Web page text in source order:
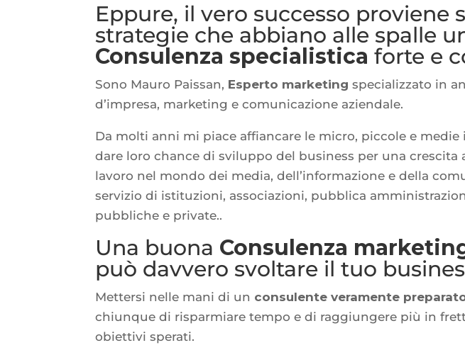
Eppure, il vero successo proviene
strategie che abbiano alle spalle
Consulenza specialistica forte e
Sono Mauro Paissan, Esperto marketing specializzato in
d’impresa, marketing e comunicazione aziendale.
Da molti anni mi piace affiancare le micro, piccole e medie
dare loro chance di sviluppo del business per una crescita
lavoro nel mondo dei media, dell’informazione e della
servizio di istituzioni, associazioni, pubblica
pubbliche e private..
Una buona Consulenza
può davvero svoltare il tuo
Mettersi nelle mani di un consulente veramente
chiunque di risparmiare tempo e di raggiungere più in
obiettivi sperati.